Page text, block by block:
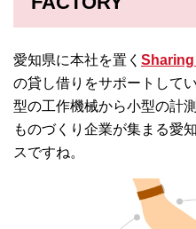
愛知県に本社を置く Sharing
の貸し借りをサポートして
型の工作機械から小型の計
ものづくり企業が集まる愛
スですね。